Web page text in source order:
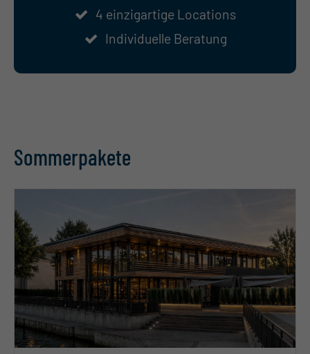
4 einzigartige Locations
Individuelle Beratung
Sommerpakete